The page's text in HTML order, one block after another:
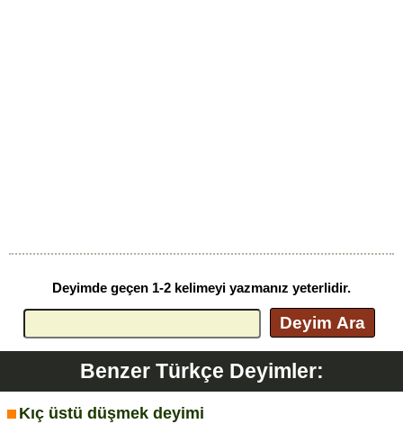
Deyimde geçen 1-2 kelimeyi yazmanız yeterlidir.
Deyim Ara
Benzer Türkçe Deyimler:
Kıç üstü düşmek deyimi